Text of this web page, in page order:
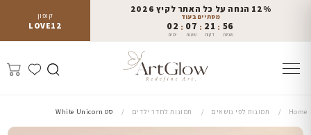
קופון
LOVE12
12% הנחה על כל האתר לקיץ 2026
מסתיים בעוד
02
ימים
: 07
שעות
: 21
דקות
: 55
שניות
Home תמונות לפי נושאים תמונות לחדר ילדים סט White Unicorn